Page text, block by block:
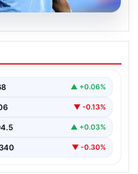
gerginlik
▲ +0.06%
▼ -0.13%
▲ +0.03%
▼ -0.30%